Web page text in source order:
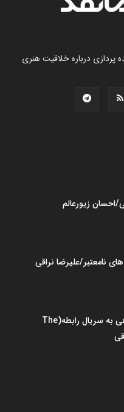
پردازی درباره خلاقیت هنری
احسان زیورعالم
نامعتبر/علیرضا نراقی
آرام می گیریم/نگاهی به سریال رابطه(The